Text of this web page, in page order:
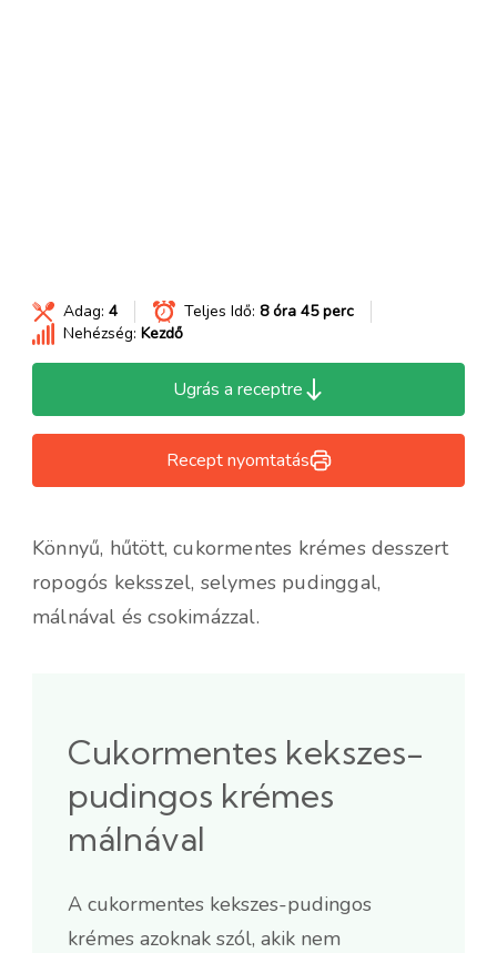
Adag: 4 Teljes Idő: 8 óra 45 perc
Nehézség: Kezdő
Ugrás a receptre
Recept nyomtatás
Könnyű, hűtött, cukormentes krémes desszert
ropogós keksszel, selymes pudinggal,
málnával és csokimázzal.
Cukormentes kekszes-
pudingos krémes
málnával
A cukormentes kekszes-pudingos
krémes azoknak szól, akik nem